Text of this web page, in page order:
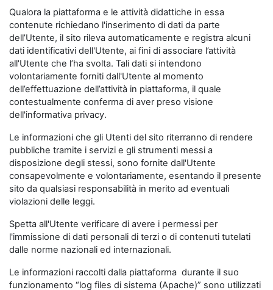
Qualora la piattaforma e le attività didattiche in essa
contenute richiedano l'inserimento di dati da parte
dell’Utente, il sito rileva automaticamente e registra alcuni
dati identificativi dell'Utente, ai fini di associare l’attività
all'Utente che l’ha svolta. Tali dati si intendono
volontariamente forniti dall'Utente al momento
dell’effettuazione dell’attività in piattaforma, il quale
contestualmente conferma di aver preso visione
dell'informativa privacy.
Le informazioni che gli Utenti del sito riterranno di rendere
pubbliche tramite i servizi e gli strumenti messi a
disposizione degli stessi, sono fornite dall'Utente
consapevolmente e volontariamente, esentando il presente
sito da qualsiasi responsabilità in merito ad eventuali
violazioni delle leggi.
Spetta all'Utente verificare di avere i permessi per
l'immissione di dati personali di terzi o di contenuti tutelati
dalle norme nazionali ed internazionali.
Le informazioni raccolti dalla piattaforma durante il suo
funzionamento “log files di sistema (Apache)” sono utilizzati